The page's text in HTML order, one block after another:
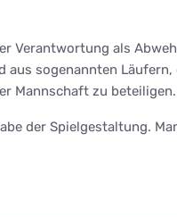
Verantwortung als
sogenannten
Mannschaft zu beteiligen.
der Spielgestaltung.